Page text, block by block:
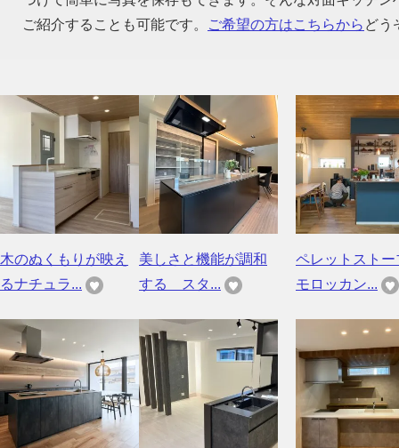
ご紹介することも可能です。
ご希望の方はこちらから どう
木のぬくもりが映え
るナチュラ...
美しさと機能が調和
する スタ...
ペレットストー
モロッカン...